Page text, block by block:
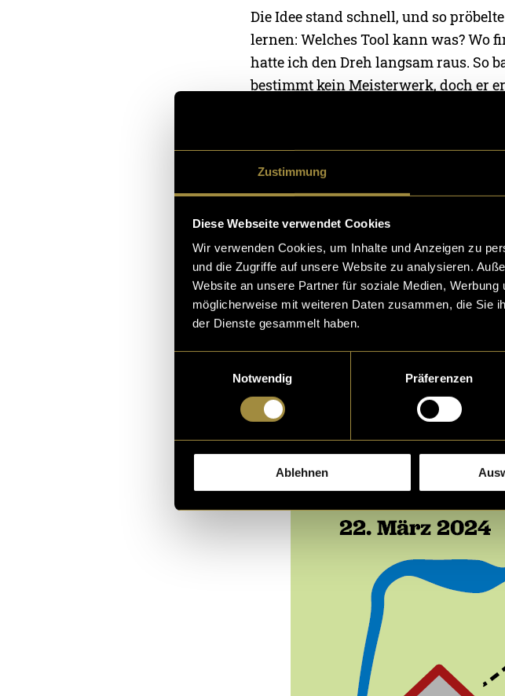
Zustimmung
Diese Webseite verwendet Cookies
Wir verwenden Cookies, um Inhalte und Anzeigen zu
und die Zugriffe auf unsere Website zu analysieren.
Website an unsere Partner für soziale Medien,
möglicherweise mit weiteren Daten zusammen, die Sie
der Dienste gesammelt haben.
Notwendig
Präferenzen
Ablehnen
Die Idee stand schnell, und so
lernen: Welches Tool kann was? Wo
hatte ich den Dreh langsam raus. So
bestimmt kein Meisterwerk, doch er